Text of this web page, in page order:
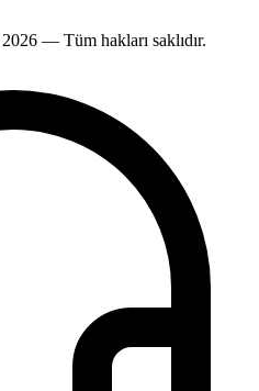
2026 — Tüm hakları saklıdır.